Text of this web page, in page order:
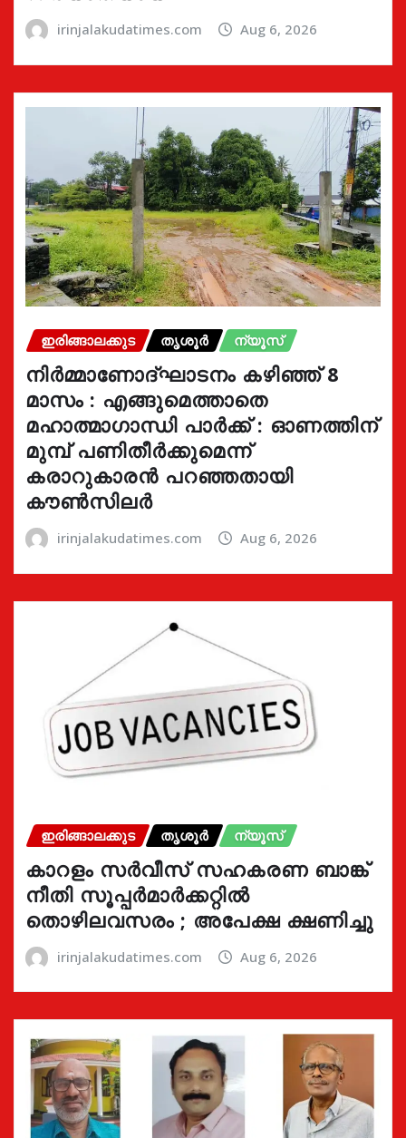
irinjalakudatimes.com Aug 6, 2026
ഇരിങ്ങാലക്കുട തൃശൂർ ന്യൂസ്
നിർമ്മാണോദ്ഘാടനം കഴിഞ്ഞ് 8
മാസം : എങ്ങുമെത്താതെ
മഹാത്മാഗാന്ധി പാർക്ക് : ഓണത്തിന്
മുമ്പ് പണിതീർക്കുമെന്ന്
കരാറുകാരൻ പറഞ്ഞതായി
കൗൺസിലർ
irinjalakudatimes.com Aug 6, 2026
ഇരിങ്ങാലക്കുട തൃശൂർ ന്യൂസ്
കാറളം സർവീസ് സഹകരണ ബാങ്ക്
നീതി സൂപ്പർമാർക്കറ്റിൽ
തൊഴിലവസരം ; അപേക്ഷ ക്ഷണിച്ചു
irinjalakudatimes.com Aug 6, 2026